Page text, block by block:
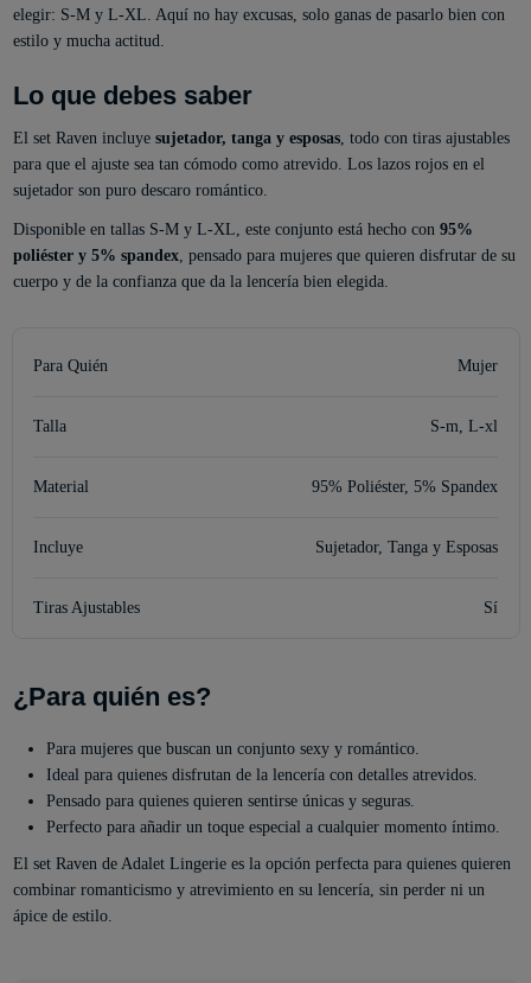
elegir: S-M y L-XL. Aquí no hay excusas, solo ganas de pasarlo bien con
estilo y mucha actitud.
Lo que debes saber
El set Raven incluye sujetador, tanga y esposas, todo con tiras ajustables
para que el ajuste sea tan cómodo como atrevido. Los lazos rojos en el
sujetador son puro descaro romántico.
Disponible en tallas S-M y L-XL, este conjunto está hecho con 95%
poliéster y 5% spandex, pensado para mujeres que quieren disfrutar de su
cuerpo y de la confianza que da la lencería bien elegida.
Para Quién Mujer
Talla S-m, L-xl
Material 95% Poliéster, 5% Spandex
Incluye Sujetador, Tanga y Esposas
Tiras Ajustables Sí
¿Para quién es?
Para mujeres que buscan un conjunto sexy y romántico.
Ideal para quienes disfrutan de la lencería con detalles atrevidos.
Pensado para quienes quieren sentirse únicas y seguras.
Perfecto para añadir un toque especial a cualquier momento íntimo.
El set Raven de Adalet Lingerie es la opción perfecta para quienes quieren
combinar romanticismo y atrevimiento en su lencería, sin perder ni un
ápice de estilo.